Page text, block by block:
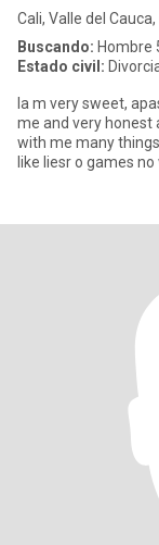
Cali, Valle del
Buscando: Hombre
Estado civil:
la m very sweet,
me and very honest and want a
with me many things
like liesr o games